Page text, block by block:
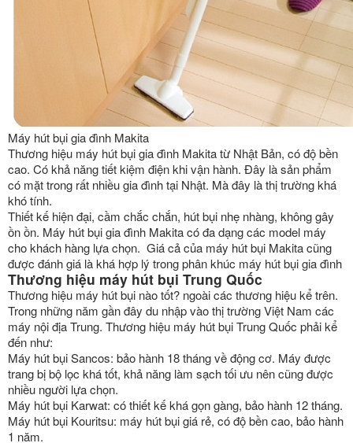
Máy hút bụi gia đình Makita
Thương hiệu máy hút bụi gia đình Makita từ Nhật Bản, có độ bền
cao. Có khả năng tiết kiệm điện khi vận hành. Đây là sản phẩm
có mặt trong rất nhiều gia đình tại Nhật. Mà đây là thị trường khá
khó tính.
Thiết kế hiện đại, cầm chắc chắn, hút bụi nhẹ nhàng, không gây
ồn ồn. Máy hút bụi gia đình Makita có đa dạng các model máy
cho khách hàng lựa chọn. Giá cả của máy hút bụi Makita cũng
được đánh giá là khá hợp lý trong phân khúc máy hút bụi gia đình
Thương hiệu máy hút bụi Trung Quốc
Thương hiệu máy hút bụi nào tốt? ngoài các thương hiệu kể trên.
Trong những năm gần đây du nhập vào thị trường Việt Nam các
máy nội địa Trung. Thương hiệu máy hút bụi Trung Quốc phải kể
đến như:
Máy hút bụi Sancos: bảo hành 18 tháng về động cơ. Máy được
trang bị bộ lọc khá tốt, khả năng làm sạch tối ưu nên cũng được
nhiều người lựa chọn.
Máy hút bụi Karwat: có thiết kế khá gọn gàng, bảo hành 12 tháng.
Máy hút bụi Kouritsu: máy hút bụi giá rẻ, có độ bền cao, bảo hành
1 năm.